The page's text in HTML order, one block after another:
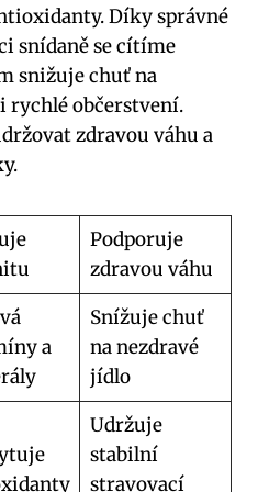
Díky správné
snídaně se cítíme
snižuje chuť na
rychlé občerstvení.
zdravou váhu a
Podporuje
zdravou váhu
a
Snížuje chuť
na nezdravé
jídlo
Udržuje
stabilní
stravovací